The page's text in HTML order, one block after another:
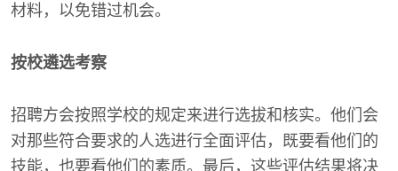
材料，以免错过机会。
按校遴选考察
招聘方会按照学校的规定来进行选拔和核实。他们会
对那些符合要求的人选进行全面评估，既要看他们的
技能，也要看他们的素质。最后，这些评估结果将决